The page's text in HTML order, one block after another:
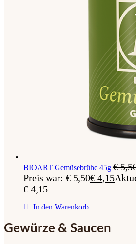
BIOART Gemüsebrühe 45g €
Preis war: € 5,50€ 4,15
€ 4,15.
In den Warenkorb
Gewürze & Saucen